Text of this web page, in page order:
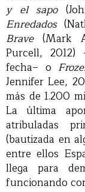
y el sapo
Enredados
Brave(Mark
Purcell,
fecha– o
Jennifer Lee,
más de 1.200
La última
atribuladas
(bautizada en
entre ellos
llega para
funcionando